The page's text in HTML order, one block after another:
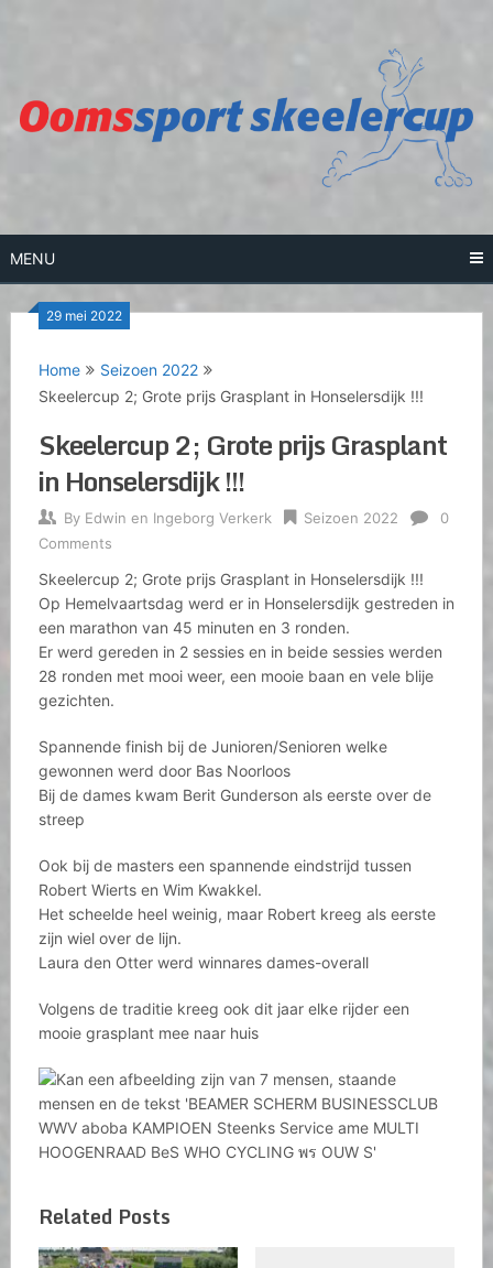
MENU
29 mei 2022
Home
Seizoen 2022
Skeelercup 2; Grote prijs Grasplant in Honselersdijk !!!
Skeelercup 2; Grote prijs Grasplant
in Honselersdijk !!!
By Edwin en Ingeborg Verkerk Seizoen 2022
0
Comments
Skeelercup 2; Grote prijs Grasplant in Honselersdijk !!!
Op Hemelvaartsdag werd er in Honselersdijk gestreden in
een marathon van 45 minuten en 3 ronden.
Er werd gereden in 2 sessies en in beide sessies werden
28 ronden met mooi weer, een mooie baan en vele blije
gezichten.
Spannende finish bij de Junioren/Senioren welke
gewonnen werd door Bas Noorloos
Bij de dames kwam Berit Gunderson als eerste over de
streep
Ook bij de masters een spannende eindstrijd tussen
Robert Wierts en Wim Kwakkel.
Het scheelde heel weinig, maar Robert kreeg als eerste
zijn wiel over de lijn.
Laura den Otter werd winnares dames-overall
Volgens de traditie kreeg ook dit jaar elke rijder een
mooie grasplant mee naar huis
Related Posts